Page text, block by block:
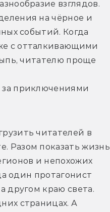
взглядов.
на чёрное и
событий. Когда
с отталкивающими
читателю проще
за приключениями
читателей в
Разом показать жизнь
и непохожих
один протагонист
другом краю света.
страницах. А